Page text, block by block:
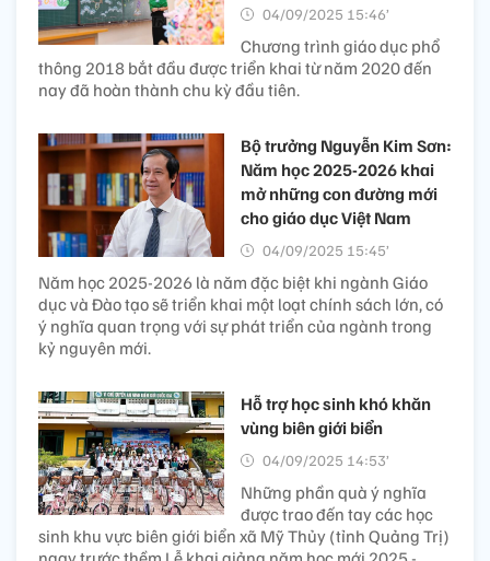
04/09/2025 15:46’
Chương trình giáo dục phổ
thông 2018 bắt đầu được triển khai từ năm 2020 đến
nay đã hoàn thành chu kỳ đầu tiên.
Bộ trưởng Nguyễn Kim Sơn:
Năm học 2025-2026 khai
mở những con đường mới
cho giáo dục Việt Nam
04/09/2025 15:45’
Năm học 2025-2026 là năm đặc biệt khi ngành Giáo
dục và Đào tạo sẽ triển khai một loạt chính sách lớn, có
ý nghĩa quan trọng với sự phát triển của ngành trong
kỷ nguyên mới.
Hỗ trợ học sinh khó khăn
vùng biên giới biển
04/09/2025 14:53’
Những phần quà ý nghĩa
được trao đến tay các học
sinh khu vực biên giới biển xã Mỹ Thủy (tỉnh Quảng Trị)